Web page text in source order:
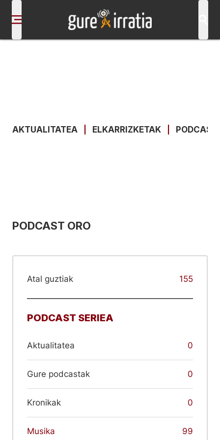
AKTUALITATEA ELKARRIZKETAK
PODCAST ORO
Atal guztiak 155
PODCAST SERIEA
Aktualitatea 0
Gure podcastak 0
Kronikak 0
Musika 99